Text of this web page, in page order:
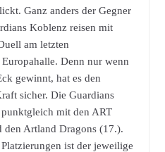
Ganz anders der Gegner
Koblenz reisen mit
am letzten
Denn nur wenn
gewinnt, hat es den
sicher. Die Guardians
mit den ART
den Artland Dragons (17.).
ist der jeweilige